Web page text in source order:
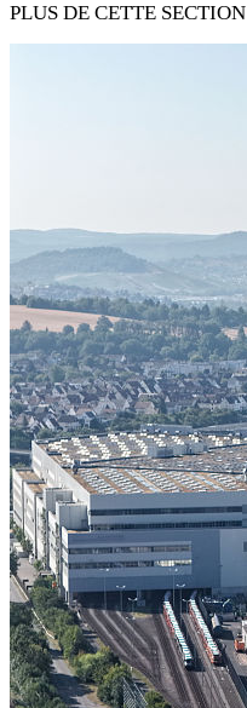
PLUS DE CETTE SECTION